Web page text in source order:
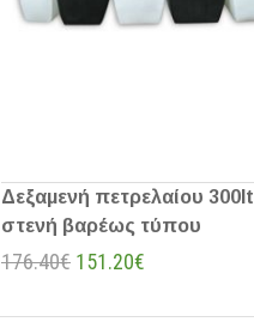
Δεξαμενή πετρελαίου 300lt
στενή βαρέως τύπου
176.40€ 151.20€